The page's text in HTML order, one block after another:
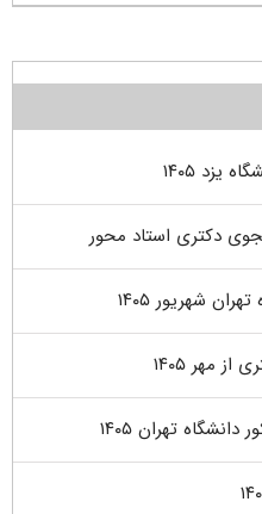
۱۴۰۵
دکتری استاد محور
شهریور ۱۴۰۵
مهر ۱۴۰۵
تهران ۱۴۰۵